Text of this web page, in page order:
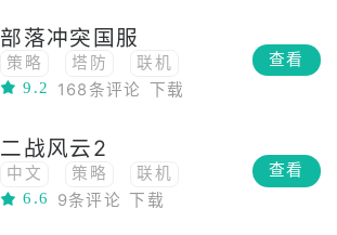
部落冲突国服
策略 塔防
联机
战争模拟
RTS
竞技
9.2 168条评论 下载
查看
二战风云2
中文 策略
联机
模拟
战争模拟
6.6 9条评论 下载
查看